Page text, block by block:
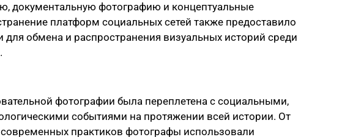
документальную фотографию и концептуальные
платформ социальных сетей также предоставило
обмена и распространения визуальных историй среди
фотографии была переплетена с социальными,
событиями на протяжении всей истории. От
практиков фотографы использовали